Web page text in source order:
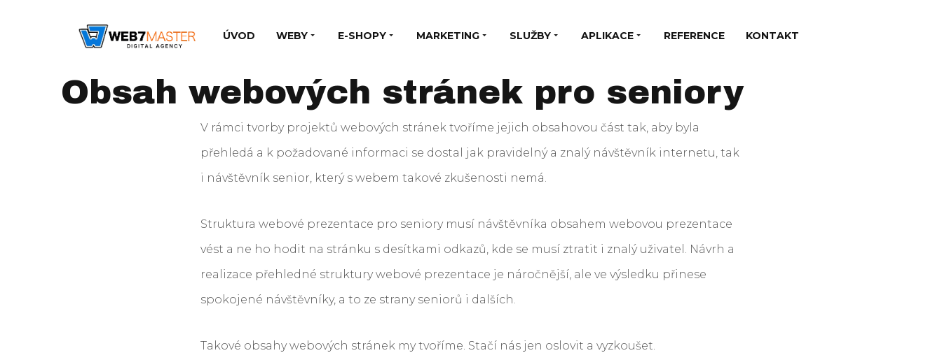
ÚVOD WEBY E-SHOPY MARKETING SLUŽBY APLIKACE REFERENCE KONTAKT
Obsah webových stránek pro seniory
V rámci tvorby projektů webových stránek tvoříme jejich obsahovou část tak, aby byla
přehledá a k požadované informaci se dostal jak pravidelný a znalý návštěvník internetu, tak
i návštěvník senior, který s webem takové zkušenosti nemá.
Struktura webové prezentace pro seniory musí návštěvníka obsahem webovou prezentace
vést a ne ho hodit na stránku s desítkami odkazů, kde se musí ztratit i znalý uživatel. Návrh a
realizace přehledné struktury webové prezentace je náročnější, ale ve výsledku přinese
spokojené návštěvníky, a to ze strany seniorů i dalších.
Takové obsahy webových stránek my tvoříme. Stačí nás jen oslovit a vyzkoušet.